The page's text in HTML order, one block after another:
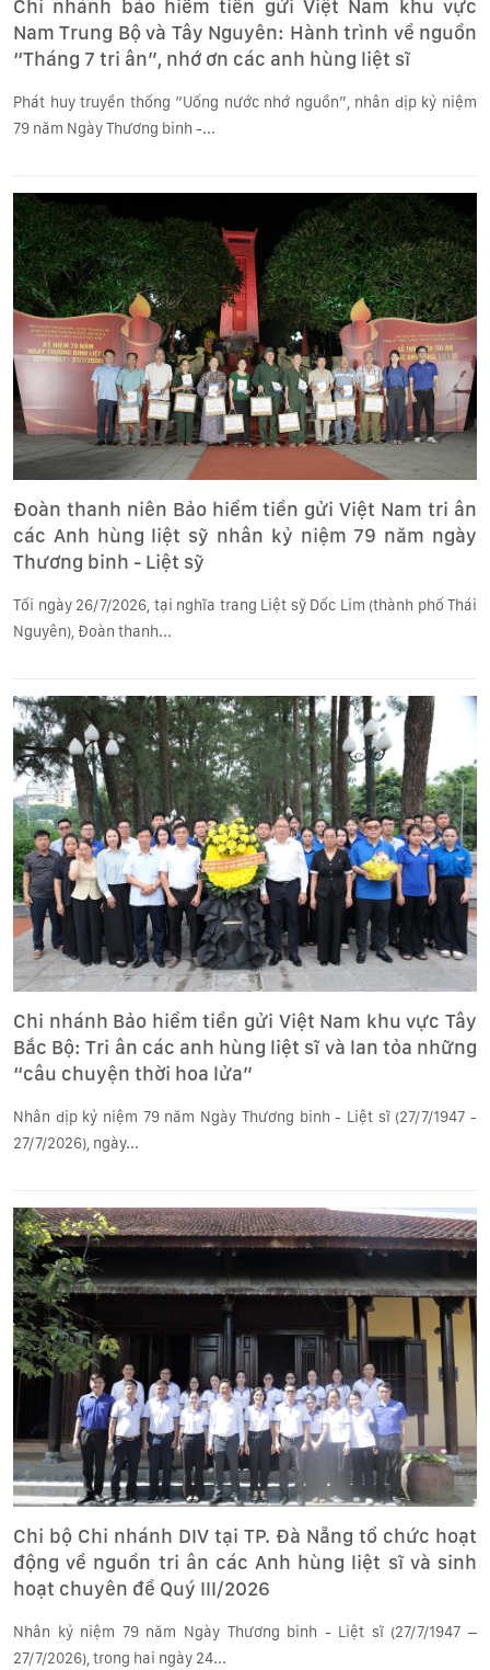
Chi nhánh bảo hiểm tiền gửi Việt Nam khu vực
Nam Trung Bộ và Tây Nguyên: Hành trình về nguồn
“Tháng 7 tri ân”, nhớ ơn các anh hùng liệt sĩ
Phát huy truyền thống “Uống nước nhớ nguồn”, nhân dịp kỷ niệm
79 năm Ngày Thương binh -...
Đoàn thanh niên Bảo hiểm tiền gửi Việt Nam tri ân
các Anh hùng liệt sỹ nhân kỷ niệm 79 năm ngày
Thương binh - Liệt sỹ
Tối ngày 26/7/2026, tại nghĩa trang Liệt sỹ Dốc Lim (thành phố Thái
Nguyên), Đoàn thanh...
Chi nhánh Bảo hiểm tiền gửi Việt Nam khu vực Tây
Bắc Bộ: Tri ân các anh hùng liệt sĩ và lan tỏa những
“câu chuyện thời hoa lửa”
Nhân dịp kỷ niệm 79 năm Ngày Thương binh - Liệt sĩ (27/7/1947 -
27/7/2026), ngày...
Chi bộ Chi nhánh DIV tại TP. Đà Nẵng tổ chức hoạt
động về nguồn tri ân các Anh hùng liệt sĩ và sinh
hoạt chuyên đề Quý III/2026
Nhân kỷ niệm 79 năm Ngày Thương binh - Liệt sĩ (27/7/1947 –
27/7/2026), trong hai ngày 24...